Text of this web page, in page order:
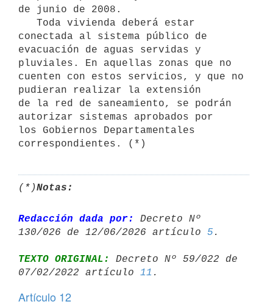
de junio de 2008.
conectada al sistema público de
evacuación de aguas servidas y
pluviales. En aquellas zonas que no
cuenten con estos servicios, y que no
pudieran realizar la extensión
de la red de saneamiento, se podrán
autorizar sistemas aprobados por
los Gobiernos Departamentales
correspondientes. (*)
(*)Notas:
Redacción dada por:
Decreto Nº
130/026 de 12/06/2026 artículo 5
TEXTO ORIGINAL:
Decreto Nº 59/022 de
07/02/2022 artículo 11
Artículo 12